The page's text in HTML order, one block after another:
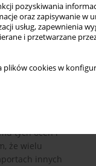
pozyskiwania
oraz zapisywanie w
usług, zapewnienia
i przetwarzane
cookies w
akcji spółek
zmian ich
sytuację tych
tych ocen i
że wielu
innych